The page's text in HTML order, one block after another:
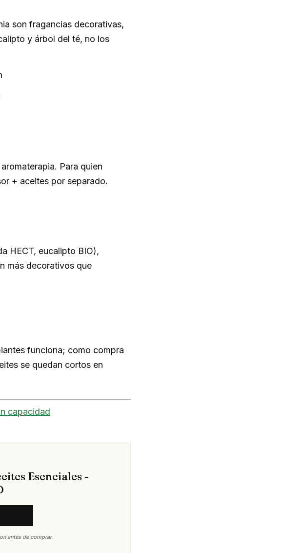
son fragancias decorativas,
y árbol del té, no los
Para quien
+ aceites por separado.
HECT, eucalipto BIO),
más decorativos que
funciona; como compra
se quedan cortos en
capacidad
Esenciales -
antes de comprar.